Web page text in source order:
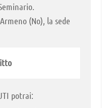
(No), la sede
potrai: